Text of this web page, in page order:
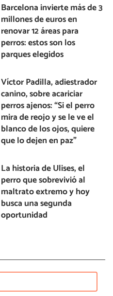
Barcelona invierte más de 3
millones de euros en
renovar 12 áreas para
perros: estos son los
parques elegidos
Víctor Padilla, adiestrador
canino, sobre acariciar
perros ajenos: “Si el perro
mira de reojo y se le ve el
blanco de los ojos, quiere
que lo dejen en paz”
La historia de Ulises, el
perro que sobrevivió al
maltrato extremo y hoy
busca una segunda
oportunidad